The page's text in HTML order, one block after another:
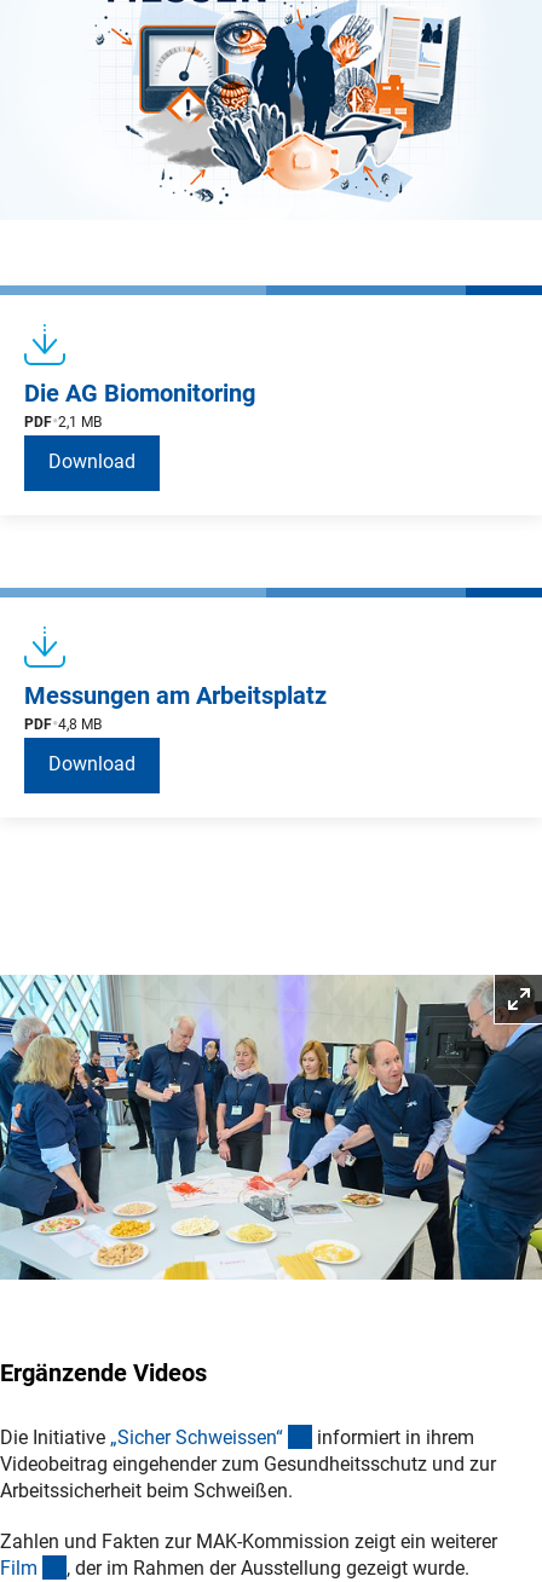
Die AG Biomonitoring
PDF 2,1 MB
Download
Messungen am Arbeitsplatz
PDF 4,8 MB
Download
Ergänzende Videos
Die Initiative „Sicher Schweissen“ (externer Link)
informiert in ihrem
Videobeitrag eingehender zum Gesundheitsschutz und zur
Arbeitssicherheit beim Schweißen.
Zahlen und Fakten zur MAK-Kommission zeigt ein weiterer
Fil m (externer Link)
, der im Rahmen der Ausstellung gezeigt wurde.